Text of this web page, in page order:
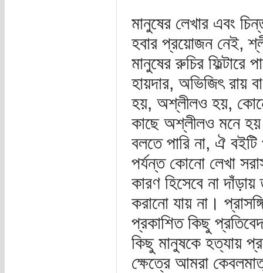
মানুষের লেখার এবং
হবার প্রয়োজন নেই,
মানুষের রুচির
হায়দার, অভিজিৎ রায়
হয়, অশ্লীলও হয়, কোনো
কাছে অশ্লীলও মনে
বলতে পারি না, ঐ
পর্যন্ত কোনো লেখা
কারণ হিসেবে না
করানো যায় না।
প্রকাশিত কিছু
কিছু মানুষকে হত্যায়
ক্ষেত্রে আমরা